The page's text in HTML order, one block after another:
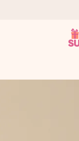
darovať presne v
4,7.